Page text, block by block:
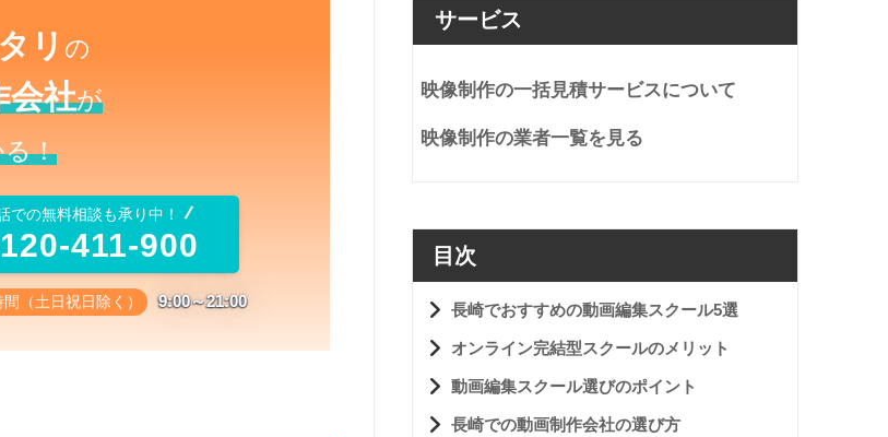
リ の
会社が
！
での無料相談も承り中！
411-900
（土日祝日除く） 9:00～21:00
サービス
映像制作の一括見積サービスについて
映像制作の業者一覧を見る
目次
長崎でおすすめの動画編集スクール5選
オンライン完結型スクールのメリット
動画編集スクール選びのポイント
長崎での動画制作会社の選び方